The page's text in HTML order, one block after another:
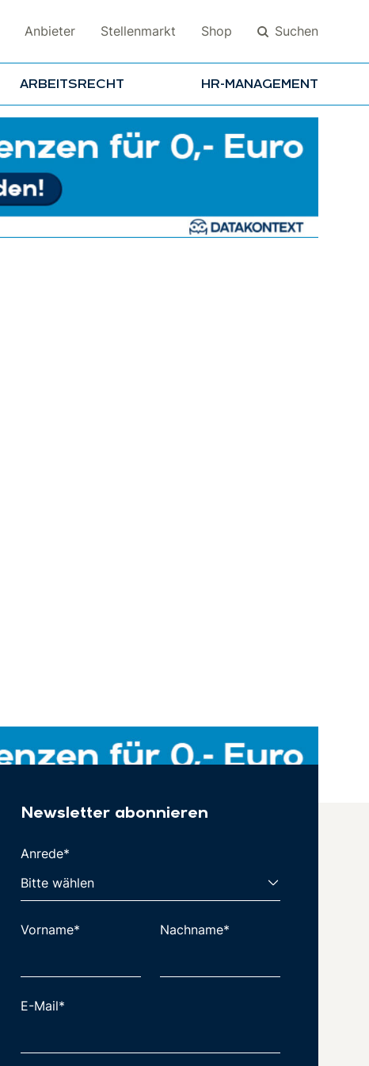
Anbieter Stellenmarkt Shop Suchen
ARBEITSRECHT HR-MANAGEMENT
Suchen
Newsletter abonnieren
Anrede*
Vorname* Nachname*
E-Mail*